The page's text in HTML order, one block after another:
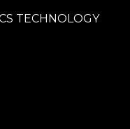
TECHNOLOGY